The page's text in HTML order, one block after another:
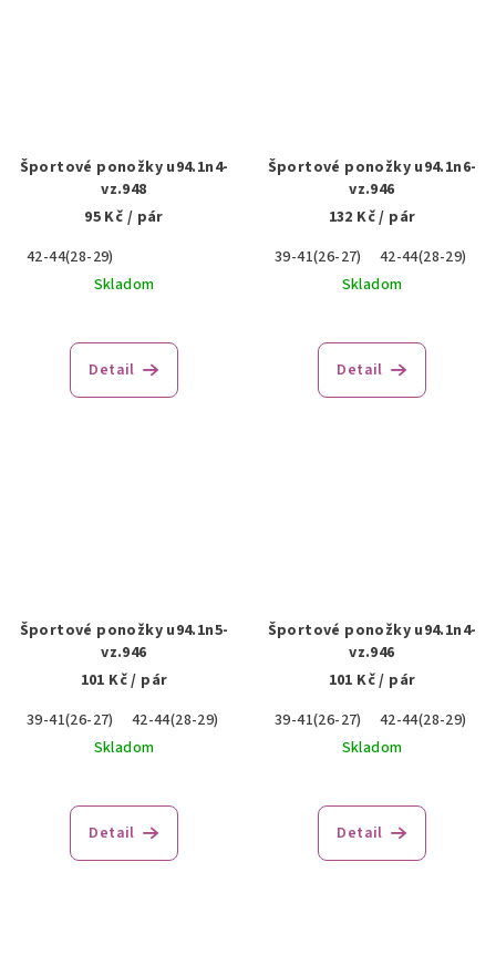
Športové ponožky u94.1n4-
vz.948
95 Kč / pár
42-44(28-29)
Skladom
Detail
Športové ponožky u94.1n6-
vz.946
132 Kč/ pár
39-41(26-27)
42-44(28-29)
Skladom
Detail
Športové ponožky u94.1n5-
vz.946
101 Kč/ pár
39-41(26-27)
42-44(28-29)
45-47(30-31)
Skladom
Detail
Športové ponožky u94.1n4-
vz.946
101 Kč/ pár
39-41(26-27)
42-44(28-29)
Skladom
Detail